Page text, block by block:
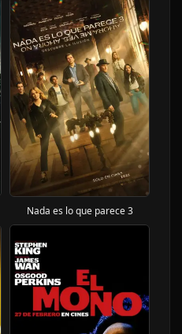
Nada es lo que parece 3